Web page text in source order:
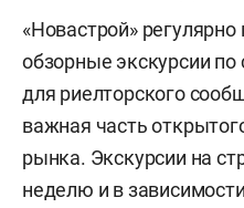
«Новастрой»
обзорные экскурсии
для риелторского
важная часть
рынка. Экскурсии на
неделю и в